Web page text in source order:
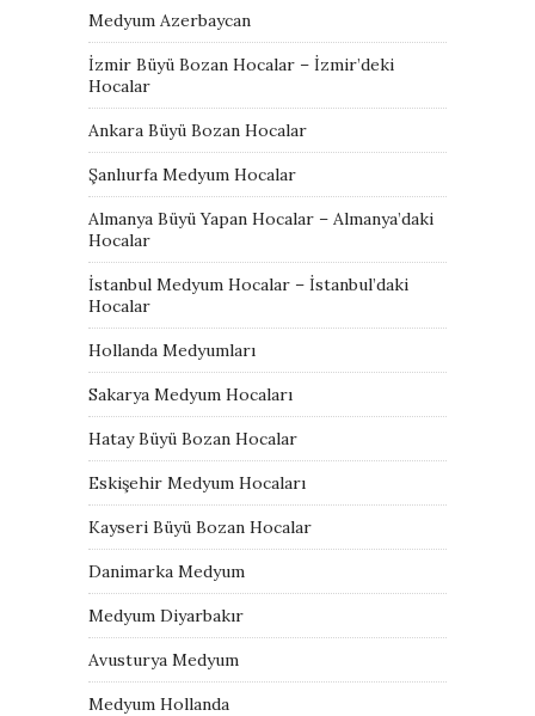
Medyum Azerbaycan
İzmir Büyü Bozan Hocalar – İzmir’deki
Hocalar
Ankara Büyü Bozan Hocalar
Şanlıurfa Medyum Hocalar
Almanya Büyü Yapan Hocalar – Almanya’daki
Hocalar
İstanbul Medyum Hocalar – İstanbul’daki
Hocalar
Hollanda Medyumları
Sakarya Medyum Hocaları
Hatay Büyü Bozan Hocalar
Eskişehir Medyum Hocaları
Kayseri Büyü Bozan Hocalar
Danimarka Medyum
Medyum Diyarbakır
Avusturya Medyum
Medyum Hollanda